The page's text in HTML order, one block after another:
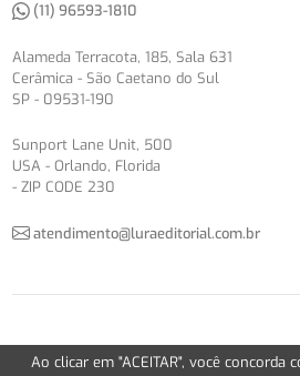
(11) 96593-1810
Alameda Terracota, 185, Sala 631
Cerâmica - São Caetano do Sul
SP - 09531-190
Sunport Lane Unit, 500
USA - Orlando, Florida
- ZIP CODE 230
atendimento@luraeditorial.com.br
© Copyright 2012-2026 -
Ao clicar em "ACEITAR", você concorda